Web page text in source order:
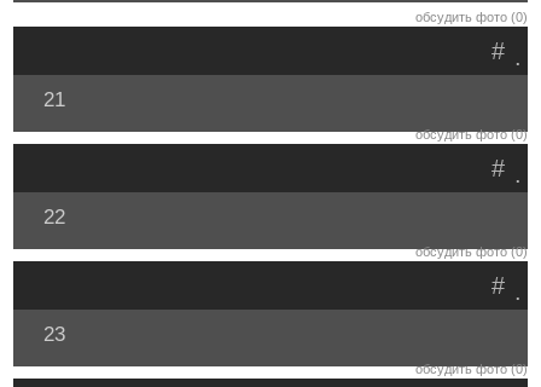
обсудить фото (0)
.
#
21
обсудить фото (0)
.
#
22
обсудить фото (0)
.
#
23
обсудить фото (0)